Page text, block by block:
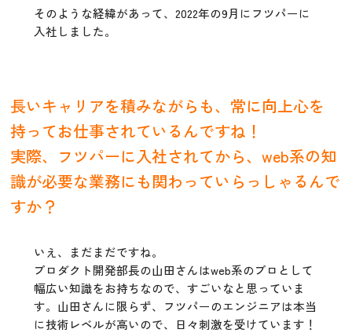
そのような経緯があって、2022年の9月にフツパーに
入社しました。
長いキャリアを積みながらも、常に向上心を
持ってお仕事されているんですね！
実際、フツパーに入社されてから、web系の知
識が必要な業務にも関わっていらっしゃるんで
すか？
いえ、まだまだですね。
プロダクト開発部長の山田さんはweb系のプロとして
幅広い知識をお持ちなので、すごいなと思っていま
す。山田さんに限らず、フツパーのエンジニアは本当
に技術レベルが高いので、日々刺激を受けています！